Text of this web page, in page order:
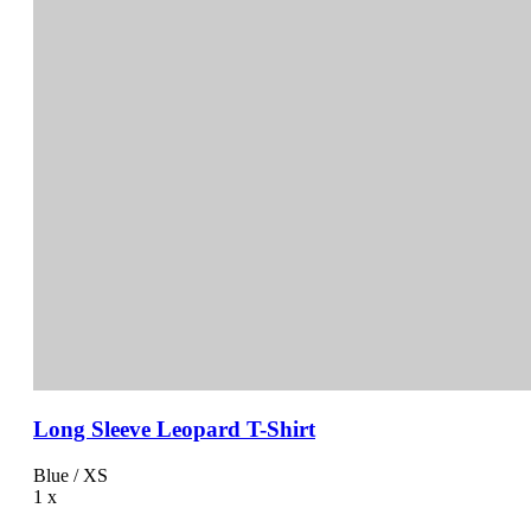
Long Sleeve Leopard T-Shirt
Blue / XS
1 x